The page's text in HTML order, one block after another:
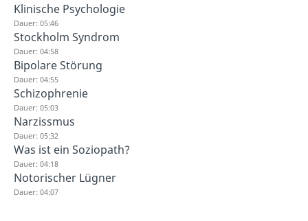
Klinische Psychologie
Dauer: 05:46
Stockholm Syndrom
Dauer: 04:58
Bipolare Störung
Dauer: 04:55
Schizophrenie
Dauer: 05:03
Narzissmus
Dauer: 05:32
Was ist ein Soziopath?
Dauer: 04:18
Notorischer Lügner
Dauer: 04:07